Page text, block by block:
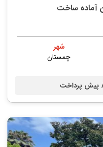
شهر
چمستان
پیش پرداخت